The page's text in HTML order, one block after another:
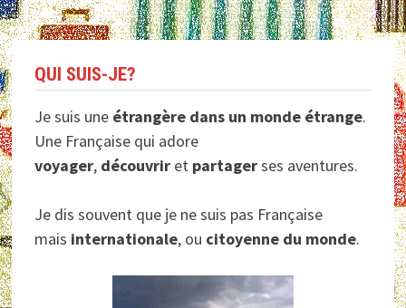
QUI SUIS-JE?
Je suis une étrangère dans un monde étrange.
Une Française qui adore
voyager, découvrir et partagerses aventures.
Je dis souvent que je ne suis pas Française
mais internationale, ou citoyenne du monde.